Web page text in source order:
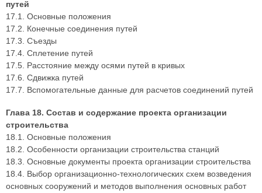
путей
17.1. Основные положения
17.2. Конечные соединения путей
17.3. Съезды
17.4. Сплетение путей
17.5. Расстояние между осями путей в кривых
17.6. Сдвижка путей
17.7. Вспомогательные данные для расчетов соединений путей
Глава 18. Состав и содержание проекта организации
строительства
18.1. Основные положения
18.2. Особенности организации строительства станций
18.3. Основные документы проекта организации строительства
18.4. Выбор организационно-технологических схем возведения
основных сооружений и методов выполнения основных работ